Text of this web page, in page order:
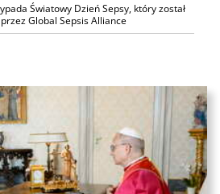
Światowy Dzień Sepsy, który został
Global Sepsis Alliance